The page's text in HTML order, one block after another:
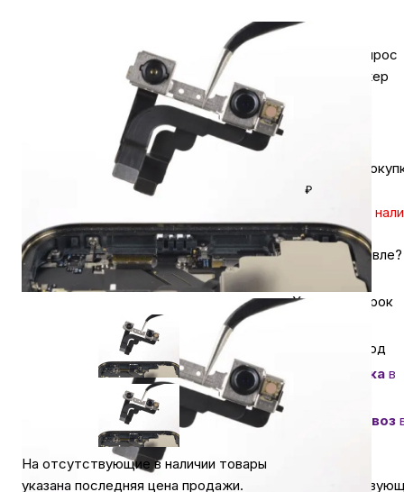
Красота и здоровье
Сумки и чемоданы
Для дома и дачи
Для домашних питомцев
Умный дом и безопасность
Автомобильные аксессуары
Сервисный центр Apple в Самаре
Подарочные сертификаты
На отсутствующие в наличии товары
указана последняя цена продажи.
Задайте вопрос
в мессенджер
Кешбэк за
₽
Уточняйте
Нашли дешевле?
Хочу в подарок
Гарантия 1 год
Доставка в
Самовывоз
На